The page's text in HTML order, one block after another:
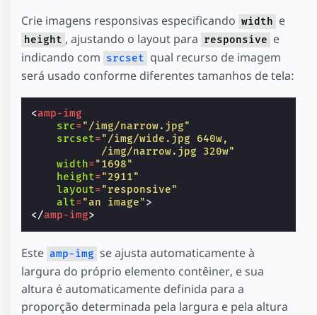
Crie imagens responsivas especificando width e
height , ajustando o layout para responsive e
indicando com srcset qual recurso de imagem
será usado conforme diferentes tamanhos de tela:
<amp-img
src="/img/narrow.jpg"
srcset="/img/wide.jpg 640w,
           /img/narrow.jpg 320w"
width="1698"
height="2911"
layout="responsive"
alt="an image">
</amp-img>
Este amp-img se ajusta automaticamente à
largura do próprio elemento contêiner, e sua
altura é automaticamente definida para a
proporção determinada pela largura e pela altura